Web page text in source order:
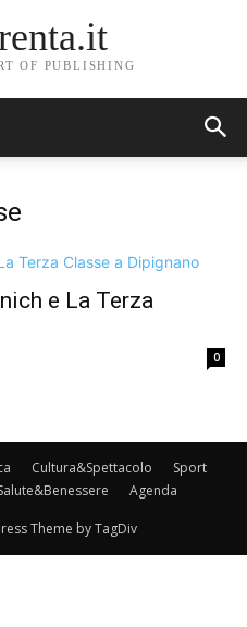
OF PUBLISHING
e La Terza
0
Cultura&Spettacolo
Sport
Agenda
Theme by TagDiv